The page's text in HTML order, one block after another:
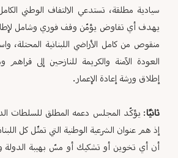
سيادية مطلقة، تستدعي الالتفاف الوطني
يهدف أي تفاوض يؤمّن وقف فوري وشامل
منقوص من كامل الأراضي اللبنانية المحتلة،
العودة الآمنة والكريمة للنازحين إلى
إطلاق ورشة إعادة الإعمار.
ثانيًا: يؤكّد المجلس دعمه المطلق للسلطات
إذ هم عنوان الشرعية الوطنية التي تمثّل كل
أن أي تخوين أو تشكيك أو مسّ بهيبة